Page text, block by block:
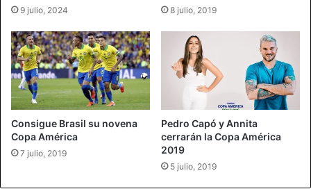
9 julio, 2024 8 julio, 2019
Consigue Brasil su novena
Copa América
7 julio, 2019
Pedro Capó y Annita
cerrarán la Copa América
2019
5 julio, 2019